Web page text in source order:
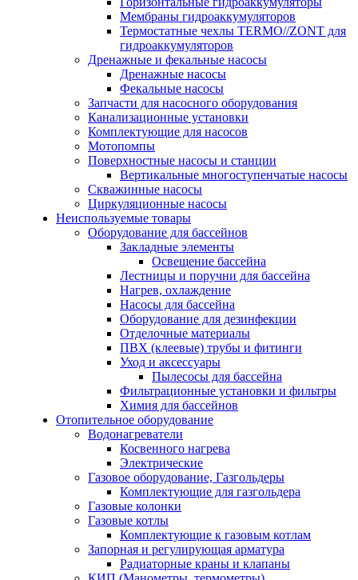
Мембраны гидроаккумуляторов
Термостатные чехлы TERMO//ZONT для
гидроаккумуляторов
Дренажные и фекальные насосы
Дренажные насосы
Фекальные насосы
Запчасти для насосного оборудования
Канализационные установки
Комплектующие для насосов
Мотопомпы
Поверхностные насосы и станции
Вертикальные многоступенчатые насосы
Скважинные насосы
Циркуляционные насосы
Неиспользуемые товары
Оборудование для бассейнов
Закладные элементы
Освещение бассейна
Лестницы и поручни для бассейна
Нагрев, охлаждение
Насосы для бассейна
Оборудование для дезинфекции
Отделочные материалы
ПВХ (клеевые) трубы и фитинги
Уход и аксессуары
Пылесосы для бассейна
Фильтрационные установки и фильтры
Химия для бассейнов
Отопительное оборудование
Водонагреватели
Косвенного нагрева
Электрические
Газовое оборудование, Газгольдеры
Комплектующие для газгольдера
Газовые колонки
Газовые котлы
Комплектующие к газовым котлам
Запорная и регулирующая арматура
Радиаторные краны и клапаны